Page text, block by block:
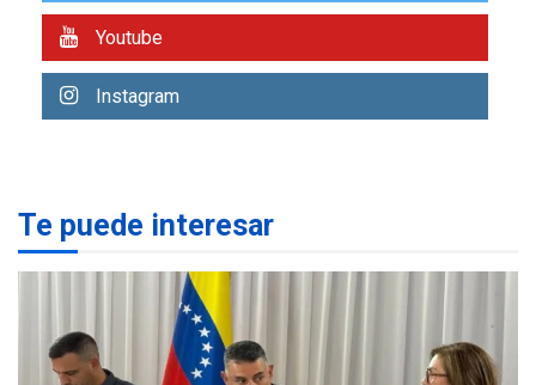
1
estados afectados por los
3
LATINOAMÉRICA Y CARIBE
Seis muertos en Colombia
en combates contra grupos
armados
Youtube
Instagram
Te puede interesar